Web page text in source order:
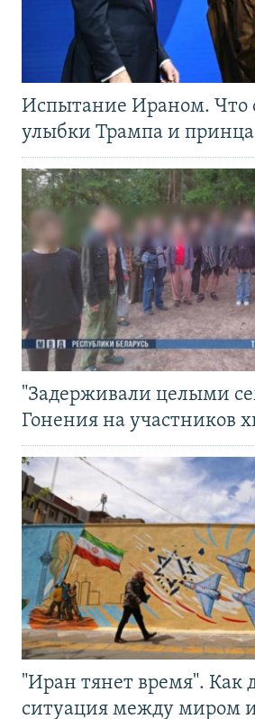
Испытание Ираном. Что
улыбки Трампа и
"Задерживали целыми
Гонения на участников
"Иран тянет время". Как
ситуация между миром